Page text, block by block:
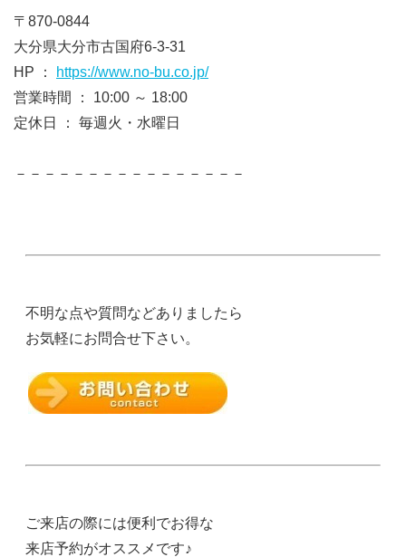
〒870-0844
大分県大分市古国府6-3-31
HP ：
https://www.no-bu.co.jp/
営業時間 ： 10:00 ～ 18:00
定休日 ： 毎週火・水曜日
－－－－－－－－－－－－－－－－
不明な点や質問などありましたら
お気軽にお問合せ下さい。
ご来店の際には便利でお得な
来店予約がオススメです♪